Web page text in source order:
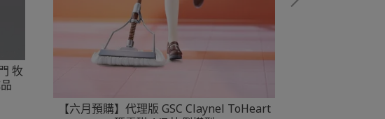
牧
【六月預購】代理版 GSC Claynel ToHeart